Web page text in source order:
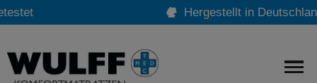
Hergestellt in Deutschland